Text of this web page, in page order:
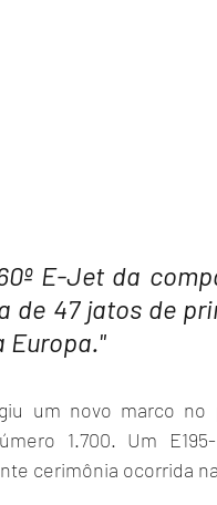
E-Jet da
de 47 jatos de
Europa."
um novo marco
1.700. Um
cerimônia ocorrida